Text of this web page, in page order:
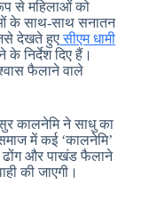
से महिलाओं को
के साथ-साथ सनातन
देखते हुएसीएम धामी
निर्देश दिए हैं।
फैलाने वाले
कालनेमि ने साधु का
में कई ‘कालनेमि’
ढोंग और पाखंड फैलाने
की जाएगी।